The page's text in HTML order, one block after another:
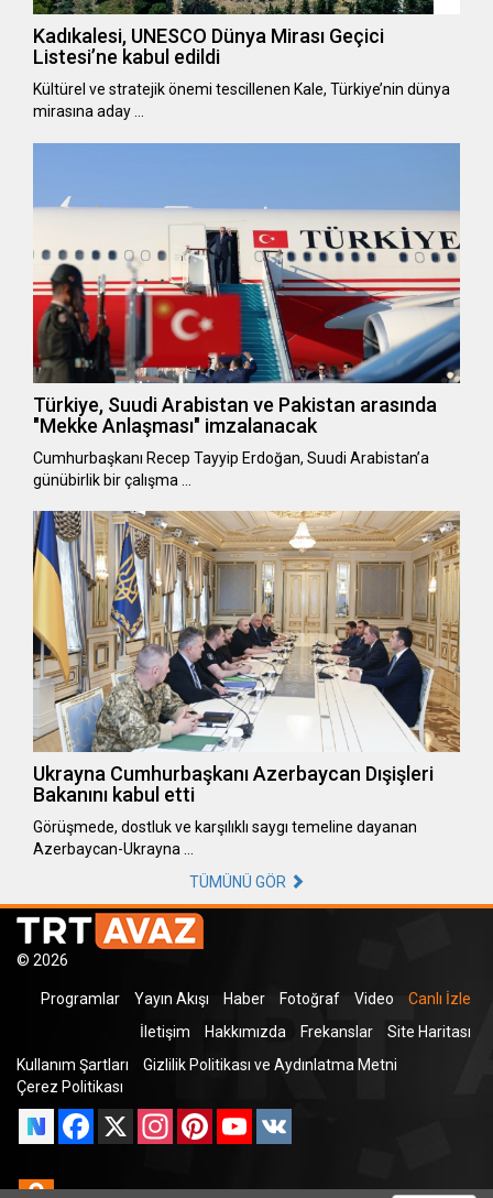
Kadıkalesi, UNESCO Dünya Mirası Geçici
Listesi’ne kabul edildi
Kültürel ve stratejik önemi tescillenen Kale, Türkiye’nin dünya
mirasına aday …
Türkiye, Suudi Arabistan ve Pakistan arasında
"Mekke Anlaşması" imzalanacak
Cumhurbaşkanı Recep Tayyip Erdoğan, Suudi Arabistan’a
günübirlik bir çalışma …
Ukrayna Cumhurbaşkanı Azerbaycan Dışişleri
Bakanını kabul etti
Görüşmede, dostluk ve karşılıklı saygı temeline dayanan
Azerbaycan-Ukrayna …
TÜMÜNÜ GÖR
© 2026
Programlar Yayın Akışı Haber Fotoğraf Video
Canlı İzle
İletişim
Hakkımızda Frekanslar
Site Haritası
Kullanım Şartları
Gizlilik Politikası ve Aydınlatma Metni
Çerez Politikası
Facebook
X InstagramPinterestYouTube
Odnoklassniki